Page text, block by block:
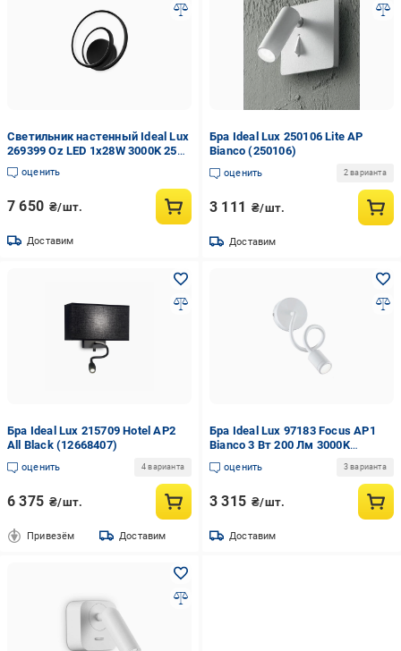
Светильник настенный Ideal Lux
269399 Oz LED 1x28W 3000K 2500
lm IP20 (269399)
оценить
7 650 ₴/шт.
Доставим
Бра Ideal Lux 250106 Lite AP
Bianco (250106)
оценить 2 варианта
3 111 ₴/шт.
Доставим
Бра Ideal Lux 215709 Hotel AP2
All Black (12668407)
оценить 4 варианта
6 375 ₴/шт.
Привезём Доставим
Бра Ideal Lux 97183 Focus AP1
Bianco 3 Вт 200 Лм 3000K
(10365836)
оценить 3 варианта
3 315 ₴/шт.
Доставим